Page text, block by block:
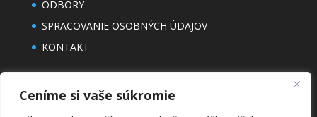
Ceníme si vaše súkromie
ODBORY
SPRACOVANIE OSOBNÝCH ÚDAJOV
KONTAKT